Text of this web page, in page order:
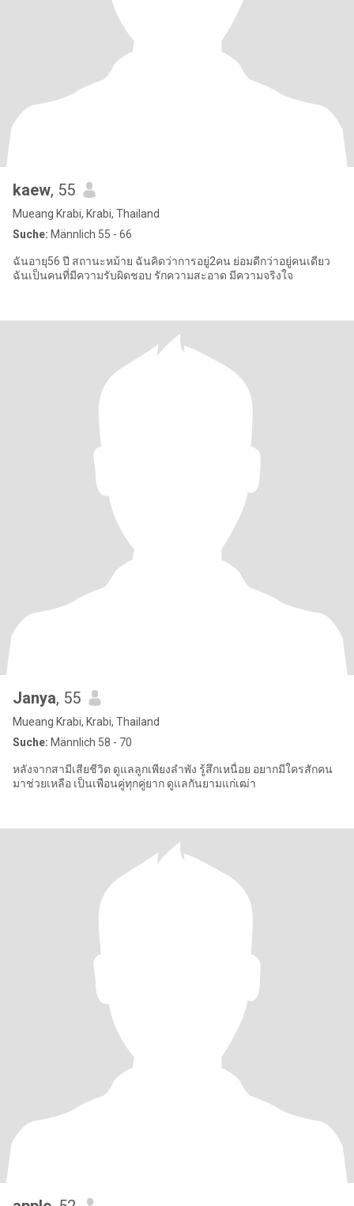
kaew, 55
Mueang Krabi, Krabi, Thailand
Suche: Männlich 55 - 66
ฉันอายุ56 ปี สถานะหม้าย ฉันคิดว่าการอยู่2คน ย่อมดีกว่าอยู่คนเดียว
ฉันเป็นคนที่มีความรับผิดชอบ รักความสะอาด มีความจริงใจ
Janya, 55
Mueang Krabi, Krabi, Thailand
Suche: Männlich 58 - 70
หลังจากสามีเสียชีวิต ดูแลลูกเพียงลำพัง รู้สึกเหนื่อย อยากมีใครสักคน
มาช่วยเหลือ เป็นเพือนคู่ทุกคู่ยาก ดูแลกันยามแก่เฒ่า